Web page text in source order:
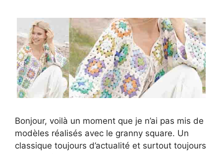
Bonjour, voilà un moment que je n’ai pas mis de
modèles réalisés avec le granny square. Un
classique toujours d’actualité et surtout toujours